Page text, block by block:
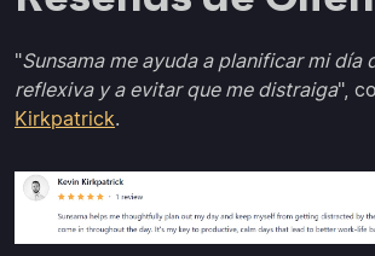
"Sunsama me ayuda a planificar mi día
reflexiva y a evitar que me distraiga",
Kirkpatrick.